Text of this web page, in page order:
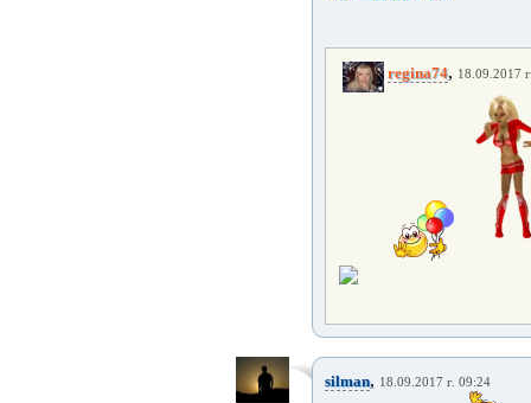
regina74, 18.09.2017
silman, 18.09.2017 г. 09:24